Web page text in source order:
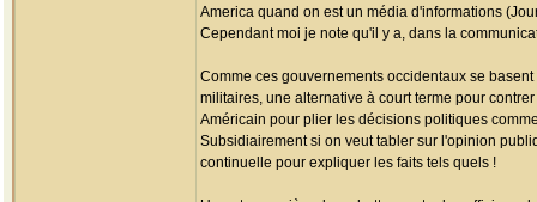
America quand on est un média d'informations
Cependant moi je note qu'il y a, dans la
Comme ces gouvernements occidentaux se
militaires, une alternative à court terme pour
Américain pour plier les décisions politiques
Subsidiairement si on veut tabler sur l'opinion
continuelle pour expliquer les faits tels quels !